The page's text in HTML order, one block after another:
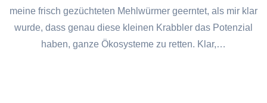
meine frisch gezüchteten Mehlwürmer geerntet, als mir klar
wurde, dass genau diese kleinen Krabbler das Potenzial
haben, ganze Ökosysteme zu retten. Klar,…